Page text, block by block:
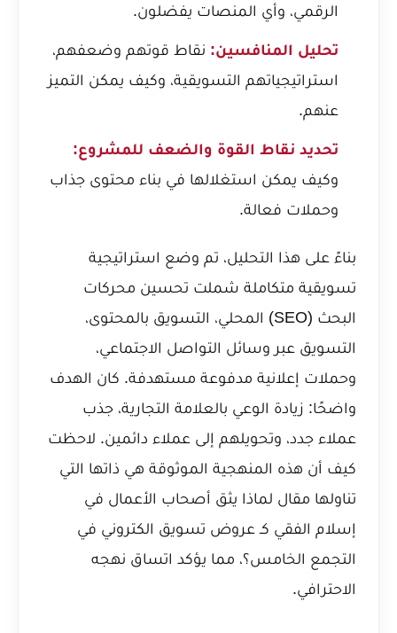
الرقمي، وأي المنصات يفضلون.
تحليل المنافسين: نقاط قوتهم وضعفهم،
استراتيجياتهم التسويقية، وكيف يمكن التميز
عنهم.
تحديد نقاط القوة والضعف للمشروع:
وكيف يمكن استغلالها في بناء محتوى جذاب
وحملات فعالة.
بناءً على هذا التحليل، تم وضع استراتيجية
تسويقية متكاملة شملت تحسين محركات
البحث (SEO) المحلي، التسويق بالمحتوى،
التسويق عبر وسائل التواصل الاجتماعي،
وحملات إعلانية مدفوعة مستهدفة. كان الهدف
واضحًا: زيادة الوعي بالعلامة التجارية، جذب
عملاء جدد، وتحويلهم إلى عملاء دائمين. لاحظت
كيف أن هذه المنهجية الموثوقة هي ذاتها التي
تناولها مقال لماذا يثق أصحاب الأعمال في
إسلام الفقي كـ عروض تسويق الكتروني في
التجمع الخامس؟، مما يؤكد اتساق نهجه
الاحترافي.